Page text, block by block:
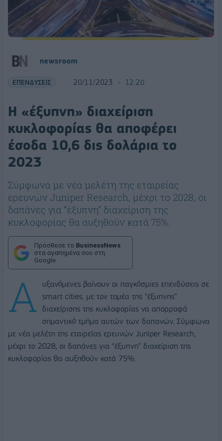
newsroom
ΕΠΕΝΔΥΣΕΙΣ 20/11/2023 12:20
Η «έξυπνη» διαχείριση
κυκλοφορίας θα αποφέρει
έσοδα 10,6 δις δολάρια το
2023
Σύμφωνα με νέα μελέτη της εταιρείας
ερευνών Juniper Research, μέχρι το 2028, οι
δαπάνες για “έξυπνη” διαχείριση της
κυκλοφορίας θα αυξηθούν κατά 75%.
Πρόσθεσε το BusinessNews
στα αγαπημένα σου στη
Google
Α
υξανόμενες βαίνουν οι παγκόσμιες επενδύσεις σε
smart cities, με τον τομέα της “έξυπνης”
διαχείρισης της κυκλοφορίας να απορροφά
σημαντικό τμήμα αυτών των δαπανών. Σύμφωνα
με νέα μελέτη της εταιρείας ερευνών Juniper Research,
μέχρι το 2028, οι δαπάνες για “έξυπνη” διαχείριση της
κυκλοφορίας θα αυξηθούν κατά 75%.